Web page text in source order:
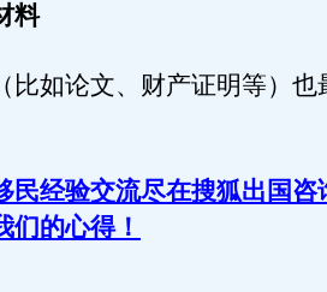
料
如论文、财产证明等）也
民经验交流尽在搜狐出国咨
们的心得！